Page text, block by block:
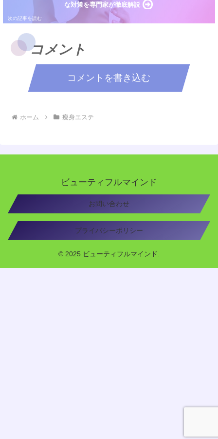
な対策を専門家が徹底解説
コメント
コメントを書き込む
ホーム 痩身エステ
ビューティフルマインド
お問い合わせ
プライバシーポリシー
© 2025 ビューティフルマインド.